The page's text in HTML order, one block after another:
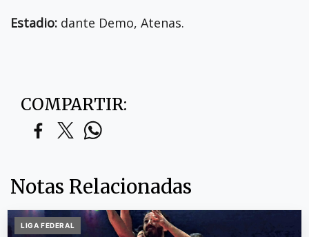
Estadio: dante Demo, Atenas.
COMPARTIR:
Notas Relacionadas
LIGA FEDERAL